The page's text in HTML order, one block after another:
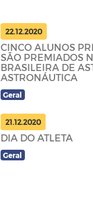
22.12.2020
CINCO ALUNOS
SÃO PREMIADOS
BRASILEIRA DE
ASTRONÁUTICA
Geral
21.12.2020
DIA DO ATLETA
Geral